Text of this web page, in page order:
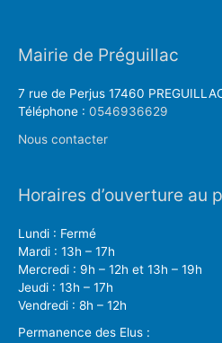
Mairie de Préguillac
7 rue de Perjus 17460
Téléphone : 0546936629
Nous contacter
Horaires d’ouverture au
Lundi : Fermé
Mardi : 13h – 17h
Mercredi : 9h – 12h et 13h – 19h
Jeudi : 13h – 17h
Vendredi : 8h – 12h
Permanence des Elus :